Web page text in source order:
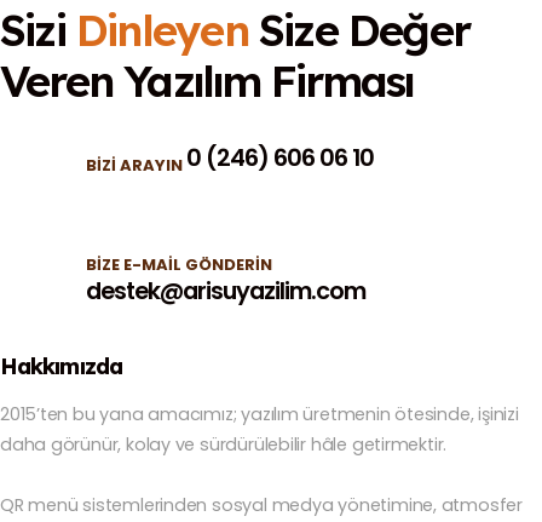
Sizi DinleyenSize Değer
VerenYazılım Firması
BIZI ARAYIN 0 (246) 606 06 10
BIZE E-MAIL GÖNDERIN
destek@arisuyazilim.com
Hakkımızda
2015’ten bu yana amacımız; yazılım üretmenin ötesinde, işinizi
daha görünür, kolay ve sürdürülebilir hâle getirmektir.
QR menü sistemlerinden sosyal medya yönetimine, atmosfer